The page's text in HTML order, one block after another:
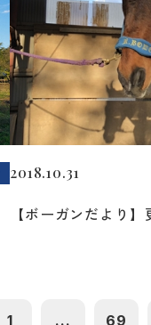
2018.10.31
【ボーガンだより
1 ... 69